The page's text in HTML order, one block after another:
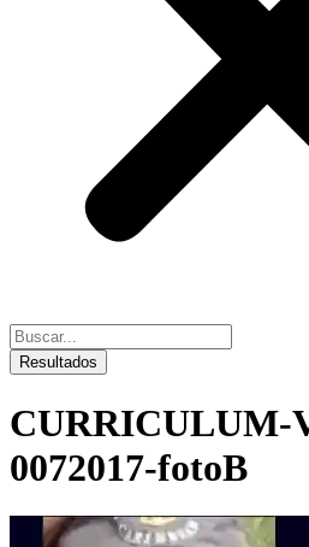
Search
...Resultados
CURRICULUM-
0072017-fotoB